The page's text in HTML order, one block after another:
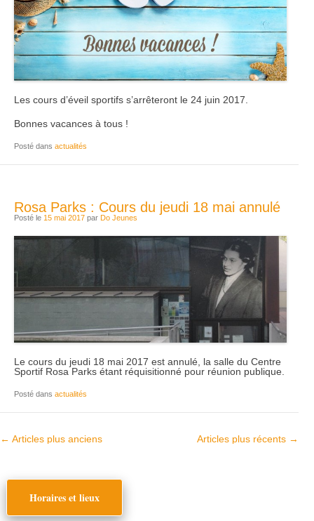
Les cours d’éveil sportifs s’arrêteront le 24 juin 2017.
Bonnes vacances à tous !
Posté dans actualités
Rosa Parks : Cours du jeudi 18 mai annulé
Posté le 15 mai 2017 par Do Jeunes
Le cours du jeudi 18 mai 2017 est annulé, la salle du Centre
Sportif Rosa Parks étant réquisitionné pour réunion publique.
Posté dans actualités
Navigation dans les articles
← Articles plus anciens Articles plus récents →
Horaires et lieux